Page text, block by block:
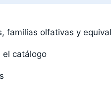
familias olfativas y
el catálogo